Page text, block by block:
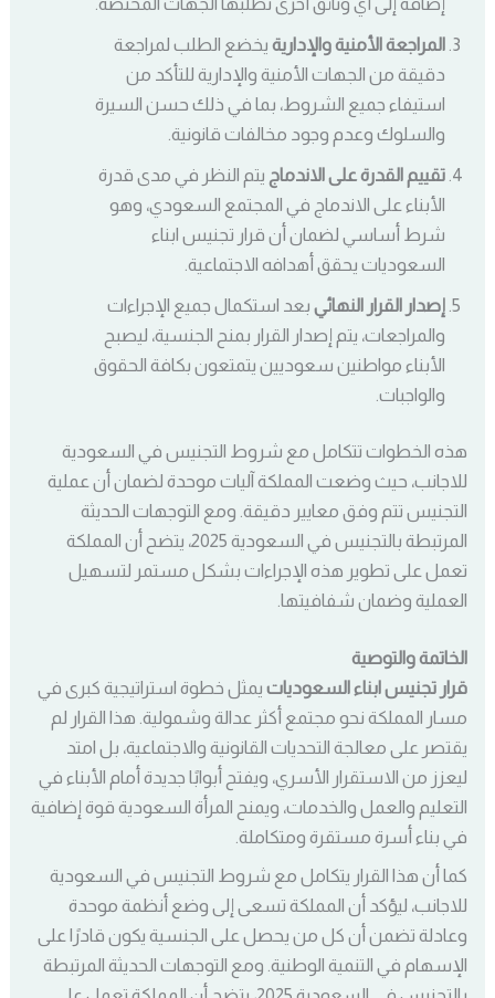
المراجعة الأمنية والإدارية يخضع الطلب لمراجعة
دقيقة من الجهات الأمنية والإدارية للتأكد من
استيفاء جميع الشروط، بما في ذلك حسن السيرة
والسلوك وعدم وجود مخالفات قانونية.
تقييم القدرة على الاندماج يتم النظر في مدى قدرة
الأبناء على الاندماج في المجتمع السعودي، وهو
شرط أساسي لضمان أن قرار تجنيس ابناء
السعوديات يحقق أهدافه الاجتماعية.
إصدار القرار النهائي بعد استكمال جميع الإجراءات
والمراجعات، يتم إصدار القرار بمنح الجنسية، ليصبح
الأبناء مواطنين سعوديين يتمتعون بكافة الحقوق
والواجبات.
هذه الخطوات تتكامل مع شروط التجنيس في السعودية
للاجانب، حيث وضعت المملكة آليات موحدة لضمان أن عملية
التجنيس تتم وفق معايير دقيقة. ومع التوجهات الحديثة
المرتبطة بالتجنيس في السعودية 2025، يتضح أن المملكة
تعمل على تطوير هذه الإجراءات بشكل مستمر لتسهيل
العملية وضمان شفافيتها.
الخاتمة والتوصية
قرار تجنيس ابناء السعوديات يمثل خطوة استراتيجية كبرى في
مسار المملكة نحو مجتمع أكثر عدالة وشمولية. هذا القرار لم
يقتصر على معالجة التحديات القانونية والاجتماعية، بل امتد
ليعزز من الاستقرار الأسري، ويفتح أبوابًا جديدة أمام الأبناء في
التعليم والعمل والخدمات، ويمنح المرأة السعودية قوة إضافية
في بناء أسرة مستقرة ومتكاملة.
كما أن هذا القرار يتكامل مع شروط التجنيس في السعودية
للاجانب، ليؤكد أن المملكة تسعى إلى وضع أنظمة موحدة
وعادلة تضمن أن كل من يحصل على الجنسية يكون قادرًا على
الإسهام في التنمية الوطنية. ومع التوجهات الحديثة المرتبطة